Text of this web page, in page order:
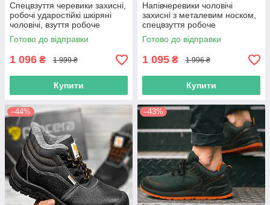
Спецвзуття черевики захисні,
робочі ударостійкі шкіряні
чоловічі, взуття робоче
демісезонне, польша
Готово до відправки
1 096 ₴ 1 999 ₴
Купити
Напівчеревики чоловічі
захисні з металевим носком,
спецвзуття робоче
ударостійке захисне, польша
Готово до відправки
1 095 ₴ 1 996 ₴
Купити
–44% –43%